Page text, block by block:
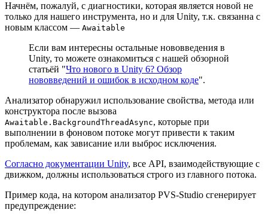
Начнём, пожалуй, с диагностики, которая является новой не
только для нашего инструмента, но и для Unity, т.к. связанна с
новым классом — Awaitable
Если вам интересны остальные нововведения в
Unity, то можете ознакомиться с нашей обзорной
статьёй "Что нового в Unity 6? Обзор
нововведений и ошибок в исходном коде".
Анализатор обнаружил использование свойства, метода или
конструктора после вызова
Awaitable.BackgroundThreadAsync, которые при
выполнении в фоновом потоке могут привести к таким
проблемам, как зависание или выброс исключения.
Согласно документации Unity, все API, взаимодействующие с
движком, должны использоваться строго из главного потока.
Пример кода, на котором анализатор PVS-Studio сгенерирует
предупреждение: